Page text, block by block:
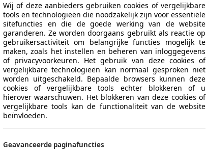
Wij of deze aanbieders gebruiken cookies of vergelijkbare
tools en technologieën die noodzakelijk zijn voor essentiële
sitefuncties en die de goede werking van de website
garanderen. Ze worden doorgaans gebruikt als reactie op
gebruikersactiviteit om belangrijke functies mogelijk te
maken, zoals het instellen en beheren van inloggegevens
of privacyvoorkeuren. Het gebruik van deze cookies of
vergelijkbare technologieën kan normaal gesproken niet
worden uitgeschakeld. Bepaalde browsers kunnen deze
cookies of vergelijkbare tools echter blokkeren of u
hierover waarschuwen. Het blokkeren van deze cookies of
vergelijkbare tools kan de functionaliteit van de website
beïnvloeden.
Geavanceerde paginafuncties